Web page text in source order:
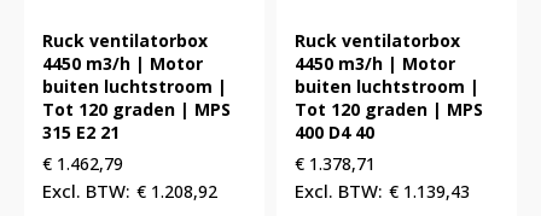
Ruck ventilatorbox
4450 m3/h | Motor
buiten luchtstroom |
Tot 120 graden | MPS
315 E2 21
€ 1.462,79
€ 1.208,92
Ruck ventilatorbox
4450 m3/h | Motor
buiten luchtstroom |
Tot 120 graden | MPS
400 D4 40
€ 1.378,71
€ 1.139,43